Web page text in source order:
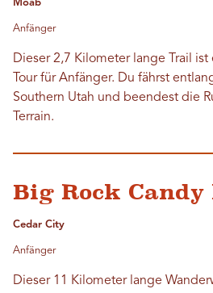
Moab
Anfänger
Dieser 2,7 Kilometer lange Trail
Tour für Anfänger. Du fährst
Southern Utah und beendest die
Terrain.
Big Rock
Cedar City
Anfänger
Dieser 11 Kilometer lange